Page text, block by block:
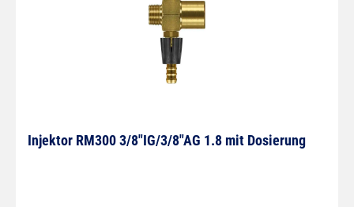
Injektor RM300 3/8"IG/3/8"AG 1.8 mit Dosierung